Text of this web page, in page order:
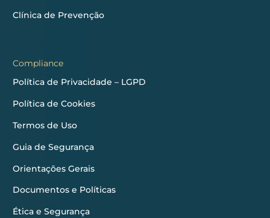
Clínica de Prevenção
Compliance
Política de Privacidade – LGPD
Política de Cookies
Termos de Uso
Guia de Segurança
Orientações Gerais
Documentos e Políticas
Ética e Segurança